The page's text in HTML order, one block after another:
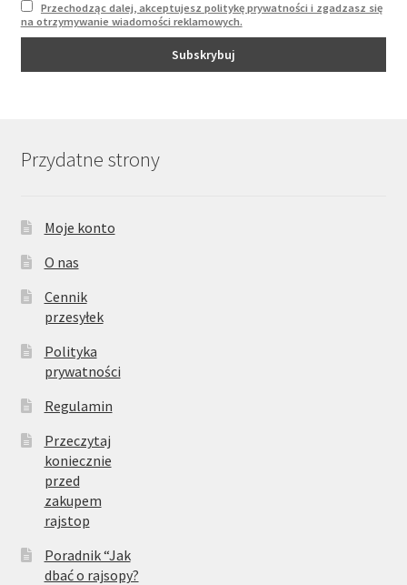
Przechodząc dalej, akceptujesz politykę prywatności i zgadzasz się
na otrzymywanie wiadomości reklamowych.
Przydatne strony
Moje konto
O nas
Cennik
przesyłek
Polityka
prywatności
Regulamin
Przeczytaj
koniecznie
przed
zakupem
rajstop
Poradnik “Jak
dbać o rajsopy?